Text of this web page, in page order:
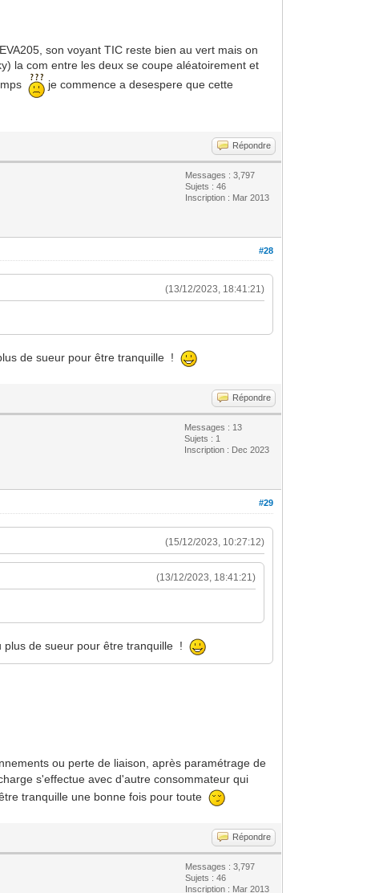
son voyant TIC reste bien au vert mais on
la com entre les deux se coupe aléatoirement et
je commence a desespere que cette
Répondre
Messages : 3,797
Sujets : 46
Inscription : Mar 2013
#28
(13/12/2023, 18:41:21)
de sueur pour être tranquille !
Répondre
Messages : 13
Sujets : 1
Inscription : Dec 2023
#29
(15/12/2023, 10:27:12)
(13/12/2023, 18:41:21)
plus de sueur pour être tranquille !
ou perte de liaison, après paramétrage de
s'effectue avec d'autre consommateur qui
tranquille une bonne fois pour toute
Répondre
Messages : 3,797
Sujets : 46
Inscription : Mar 2013